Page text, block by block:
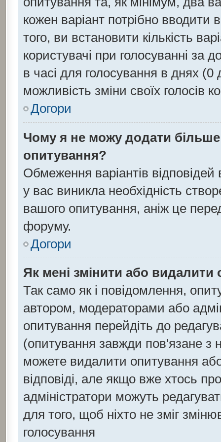
кожен варіант потрібно вводити
того, ви встановити кількість
користувачі при голосуванні
в часі для голосування в днях (0
можливість зміни своїх голосів
Догори
Чому я не можу додати більше
опитування?
Обмеження варіантів
у вас виникла необхідність
вашого опитування, аніж це
форуму.
Догори
Як мені змінити або видалити
Так само як і повідомлення,
автором, модераторами або
опитування перейдіть до
(опитування завжди пов'язане з
можете видалити опитування або
відповіді, але якщо вже хтось
адміністратори можуть
для того, щоб ніхто не зміг
голосування